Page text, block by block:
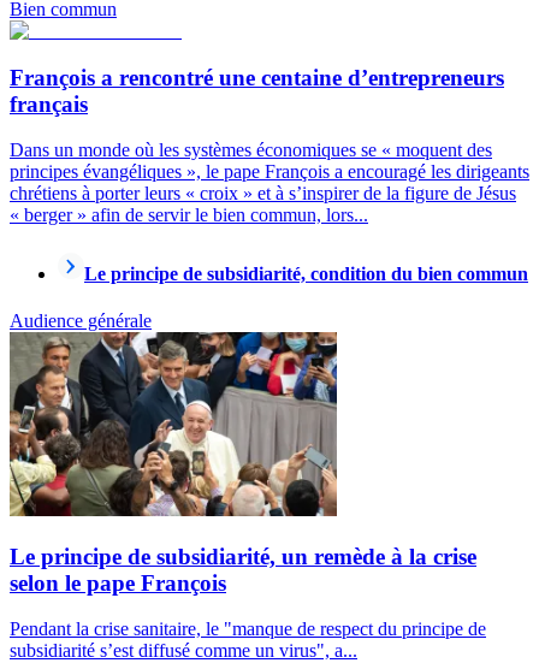
Bien commun
François a rencontré une centaine d’entrepreneurs
français
Dans un monde où les systèmes économiques se « moquent des
principes évangéliques », le pape François a encouragé les dirigeants
chrétiens à porter leurs « croix » et à s’inspirer de la figure de Jésus
« berger » afin de servir le bien commun, lors...
Le principe de subsidiarité, condition du bien commun
Audience générale
Le principe de subsidiarité, un remède à la crise
selon le pape François
Pendant la crise sanitaire, le "manque de respect du principe de
subsidiarité s’est diffusé comme un virus", a...